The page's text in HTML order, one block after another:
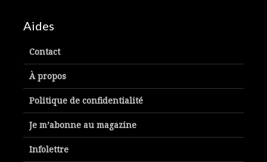
Aides
Contact
À propos
Politique de confidentialité
Je m’abonne au magazine
Infolettre